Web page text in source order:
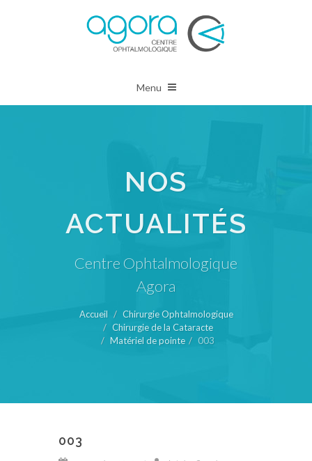
Menu
NOS
ACTUALITÉS
Centre Ophtalmologique
Agora
Accueil
Chirurgie Ophtalmologique
Chirurgie de la Cataracte
Matériel de pointe
003
003